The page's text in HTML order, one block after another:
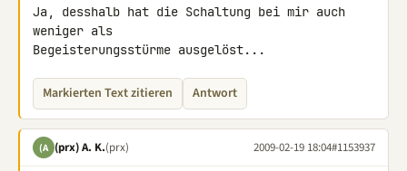
Ja, desshalb hat die Schaltung bei mir auch
weniger als
Begeisterungsstürme ausgelöst...
Markierten Text zitieren Antwort
(A (prx) A. K.(prx) 2009-02-19 18:04#1153937